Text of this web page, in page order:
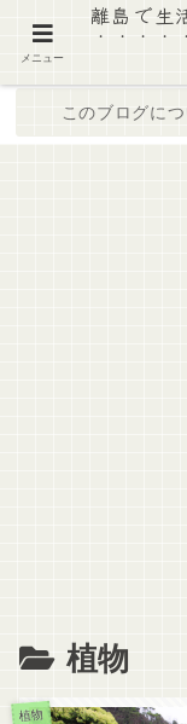
このブログにつ
植物
植物
メニュー
離島で生